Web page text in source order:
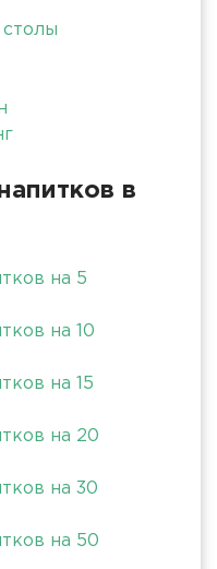
в
на 5
на 10
на 15
на 20
на 30
на 50